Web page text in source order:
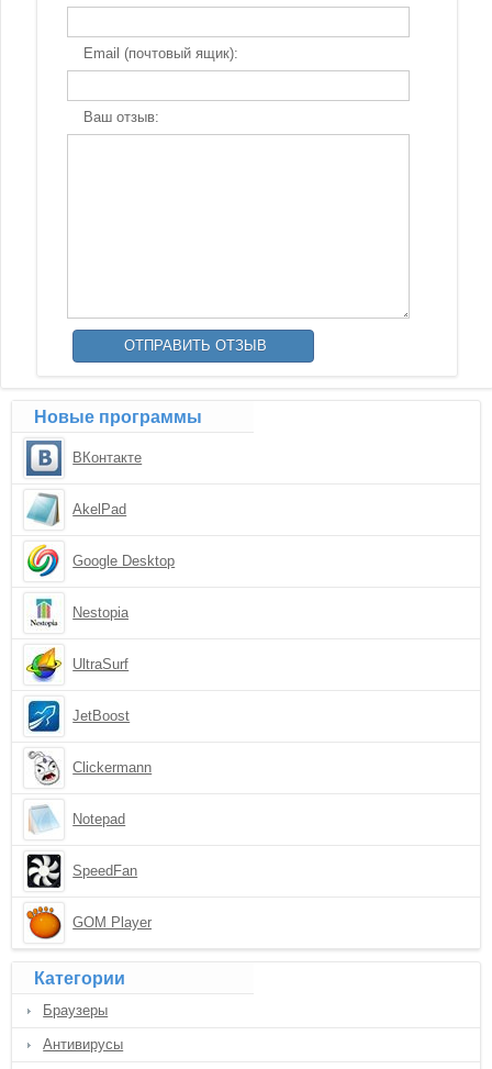
Email (почтовый ящик):
Ваш отзыв:
Новые программы
ВКонтакте
AkelPad
Google Desktop
Nestopia
UltraSurf
JetBoost
Clickermann
Notepad
SpeedFan
GOM Player
Категории
Браузеры
Антивирусы